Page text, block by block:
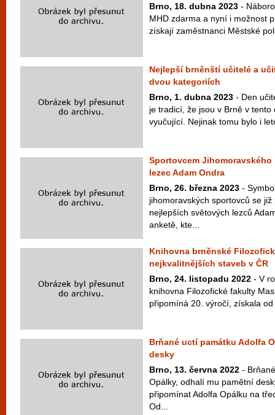
Brno, 18. dubna 2023 -
MHD zdarma a nyní i možnost
získají zaměstnanci Městské
Nejlepší brněnští učitelé a
dvou kategoriích
Brno, 1. dubna 2023 - Den
je tradicí, že jsou v Brně v
vyučující. Nejinak tomu bylo i
Sportovcem
lezec Adam Ondra
Brno, 26. března 2023 -
jihomoravských sportovců se
nejlepších světových lezců
anketě, kte...
Knihovna brněnské
nejkvalitnějších staveb v ČR
Brno, 24. listopadu 2022 - V
knihovna Filozofické fakulty
připomíná 20. výročí, získala
Brňané uctí památku Adolfa
desky
Brno, 13. června 2022 -
Opálky, odhalí mu pamětní
připomínat Adolfa Opálku na
Od...